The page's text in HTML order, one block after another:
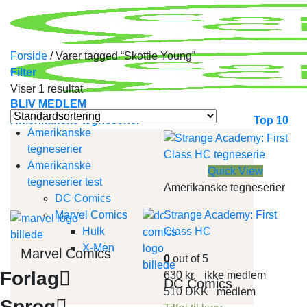
BLIV MEDLEM
Amerikanske tegneserier
Marvel Comics
DC Comics
Top 10
Forside /Varer tagged “Skottie Young”
Filter
Viser 1 resultat
Amerikanske
tegneserier
Amerikanske
tegneserier test
DC Comics
Marvel Comics
Hulk
X-Men
Forlag
Quick View
Amerikanske tegneserier
Strange Academy: First
Class HC
0 out of 5
630 kr. ikke medlem
510 DKKmedlem